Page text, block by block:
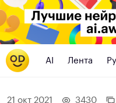
AI Лента
21 окт 2021 3430